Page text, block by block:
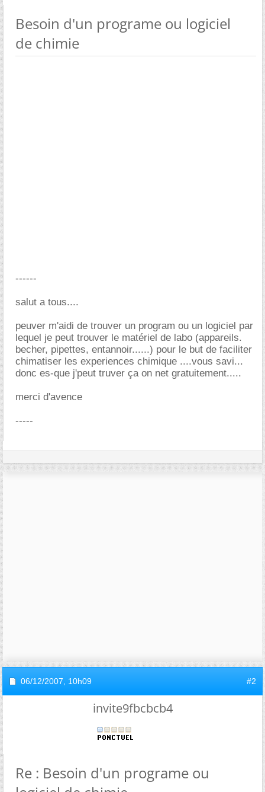
Besoin d'un programe ou logiciel
de chimie
------
salut a tous....
peuver m'aidi de trouver un program ou un logiciel par
lequel je peut trouver le matériel de labo (appareils.
becher, pipettes, entannoir......) pour le but de faciliter
chimatiser les experiences chimique ....vous savi...
donc es-que j'peut truver ça on net gratuitement.....
merci d'avence
-----
06/12/2007, 10h09 #2
invite9fbcbcb4
Re : Besoin d'un programe ou